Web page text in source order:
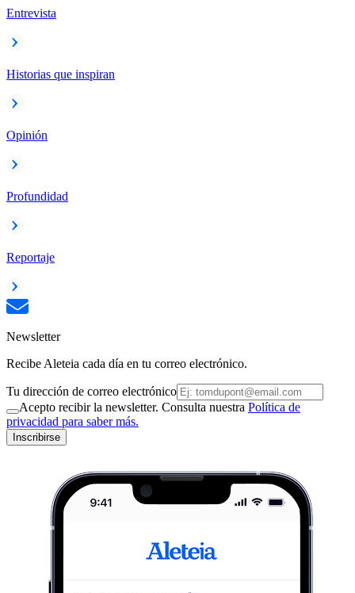
Entrevista
Historias que inspiran
Opinión
Profundidad
Reportaje
Newsletter
Recibe Aleteia cada día en tu correo electrónico.
Tu dirección de correo electrónico
Acepto recibir la newsletter. Consulta nuestra Política de
privacidad para saber más.
Inscribirse